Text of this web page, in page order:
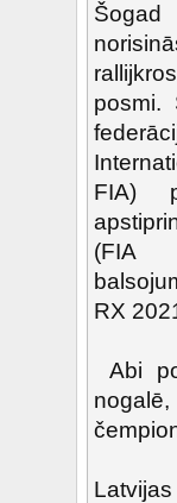
posmi.
FIA)
(FIA
RX
Abi